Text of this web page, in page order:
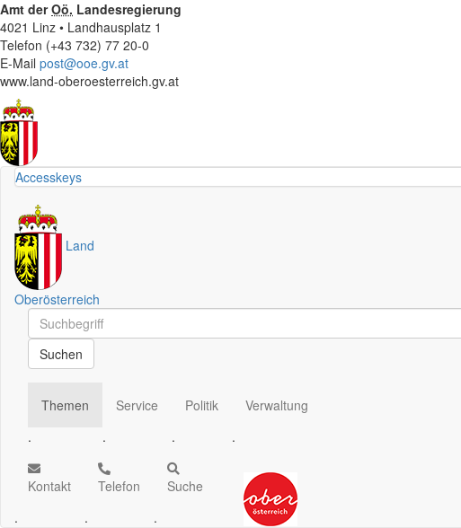
Amt derOö. Landesregierung
4021 Linz • Landhausplatz 1
Telefon (+43 732) 77 20-0
E-Mail post@ooe.gv.at
www.land-oberoesterreich.gv.at
Accesskeys
Land
Oberösterreich
Schnellsuche
Schnellsuche
Suchen
Themen
.
Service
.
Politik
.
Verwaltung
.
Kontakt
.
Telefon
.
Suche
.